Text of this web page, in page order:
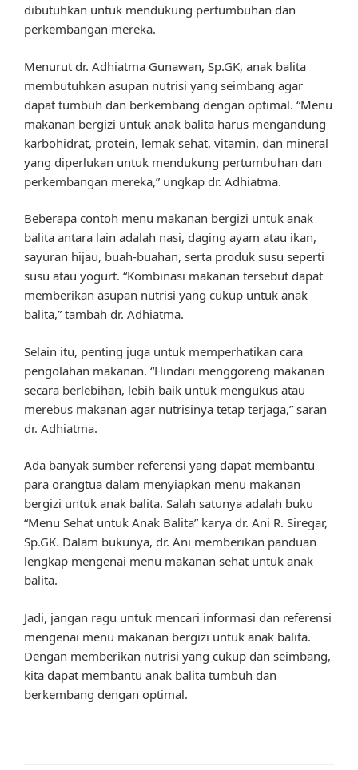
dibutuhkan untuk mendukung pertumbuhan dan
perkembangan mereka.
Menurut dr. Adhiatma Gunawan, Sp.GK, anak balita
membutuhkan asupan nutrisi yang seimbang agar
dapat tumbuh dan berkembang dengan optimal. “Menu
makanan bergizi untuk anak balita harus mengandung
karbohidrat, protein, lemak sehat, vitamin, dan mineral
yang diperlukan untuk mendukung pertumbuhan dan
perkembangan mereka,” ungkap dr. Adhiatma.
Beberapa contoh menu makanan bergizi untuk anak
balita antara lain adalah nasi, daging ayam atau ikan,
sayuran hijau, buah-buahan, serta produk susu seperti
susu atau yogurt. “Kombinasi makanan tersebut dapat
memberikan asupan nutrisi yang cukup untuk anak
balita,” tambah dr. Adhiatma.
Selain itu, penting juga untuk memperhatikan cara
pengolahan makanan. “Hindari menggoreng makanan
secara berlebihan, lebih baik untuk mengukus atau
merebus makanan agar nutrisinya tetap terjaga,” saran
dr. Adhiatma.
Ada banyak sumber referensi yang dapat membantu
para orangtua dalam menyiapkan menu makanan
bergizi untuk anak balita. Salah satunya adalah buku
“Menu Sehat untuk Anak Balita” karya dr. Ani R. Siregar,
Sp.GK. Dalam bukunya, dr. Ani memberikan panduan
lengkap mengenai menu makanan sehat untuk anak
balita.
Jadi, jangan ragu untuk mencari informasi dan referensi
mengenai menu makanan bergizi untuk anak balita.
Dengan memberikan nutrisi yang cukup dan seimbang,
kita dapat membantu anak balita tumbuh dan
berkembang dengan optimal.